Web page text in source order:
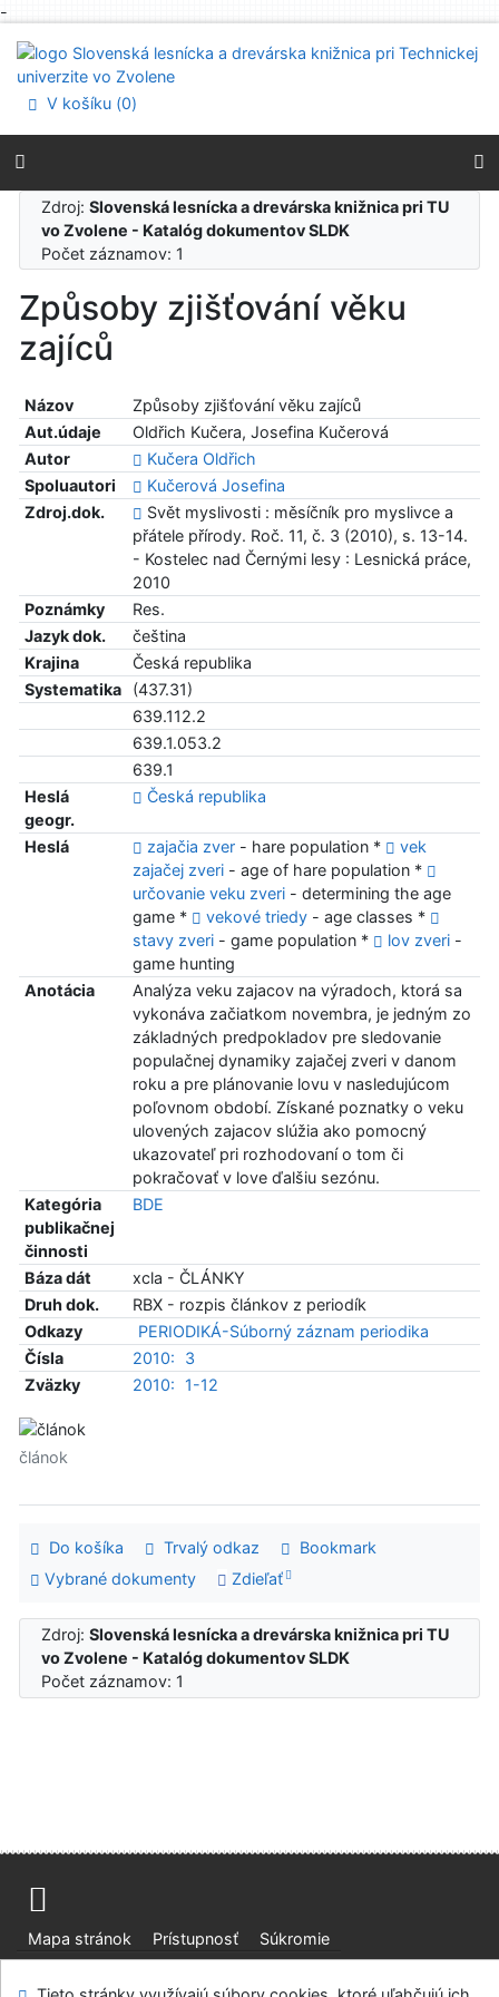
-
Prejsť na menu
Prehlásenie o webovej prístupnosti
V košíku (0)
Zdroj:Slovenská lesnícka a drevárska knižnica pri TU
vo Zvolene - Katalóg dokumentov SLDK
Počet záznamov: 1
Způsoby zjišťování věku
zajíců
Názov
Způsoby zjišťování věku zajíců
Aut.údaje
Oldřich Kučera, Josefina Kučerová
Autor
Kučera Oldřich
Spoluautori
Kučerová Josefina
Zdroj.dok.
Svět myslivosti : měsíčník pro myslivce a
přátele přírody. Roč. 11, č. 3 (2010), s. 13-14.
- Kostelec nad Černými lesy : Lesnická práce,
2010
Poznámky
Res.
Jazyk dok.
čeština
Krajina
Česká republika
Systematika
(437.31)
639.112.2
639.1.053.2
639.1
Heslá
geogr.
Česká republika
Heslá zajačia zver- hare population *
vek
zajačej zveri- age of hare population *
určovanie veku zveri- determining the age
game *
vekové triedy- age classes *
stavy zveri- game population * lov zveri-
game hunting
Anotácia
Analýza veku zajacov na výradoch, ktorá sa
vykonáva začiatkom novembra, je jedným zo
základných predpokladov pre sledovanie
populačnej dynamiky zajačej zveri v danom
roku a pre plánovanie lovu v nasledujúcom
poľovnom období. Získané poznatky o veku
ulovených zajacov slúžia ako pomocný
ukazovateľ pri rozhodovaní o tom či
pokračovať v love ďalšiu sezónu.
Kategória
publikačnej
činnosti
BDE
Báza dát
xcla - ČLÁNKY
Druh dok.
RBX - rozpis článkov z periodík
Odkazy
PERIODIKÁ-Súborný záznam periodika
Čísla
2010:
3
Zväzky
2010: 1-12
článok
Do košíka Trvalý odkaz
Bookmark
Vybrané dokumenty
Zdieľať
Zdroj:Slovenská lesnícka a drevárska knižnica pri TU
vo Zvolene - Katalóg dokumentov SLDK
Počet záznamov: 1
Mapa stránok Prístupnosť
Súkromie